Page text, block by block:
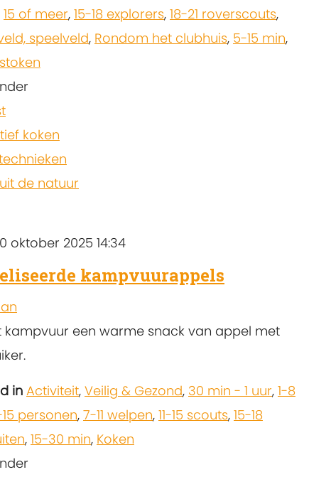
15 of meer, 15-18 explorers, 18-21 roverscouts,
speelveld, Rondom het clubhuis, 5-15 min,
koken
de natuur
oktober 2025 14:34
kampvuurappels
kampvuur een warme snack van appel met
inActiviteit, Veilig & Gezond, 30 min - 1 uur, 1-8
personen, 7-11 welpen, 11-15 scouts, 15-18
, 15-30 min, Koken